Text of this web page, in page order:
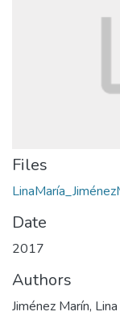
Files
Date
2017
Authors
Jiménez Marín,